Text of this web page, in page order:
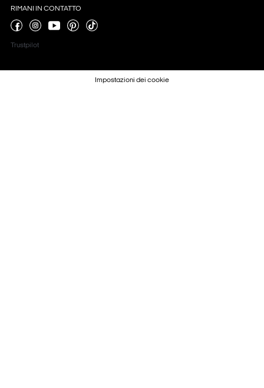
RIMANI IN CONTATTO
Trustpilot
Impostazioni dei cookie